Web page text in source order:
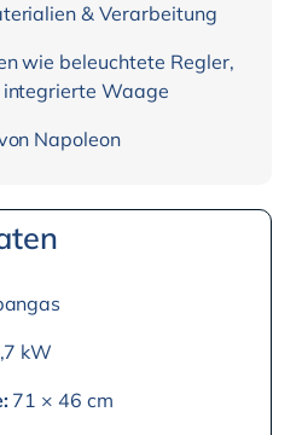
& Verarbeitung
wie beleuchtete Regler,
Waage
Napoleon
kW
71 × 46 cm